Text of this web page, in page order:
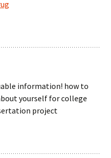
information! how to
yourself for college
project